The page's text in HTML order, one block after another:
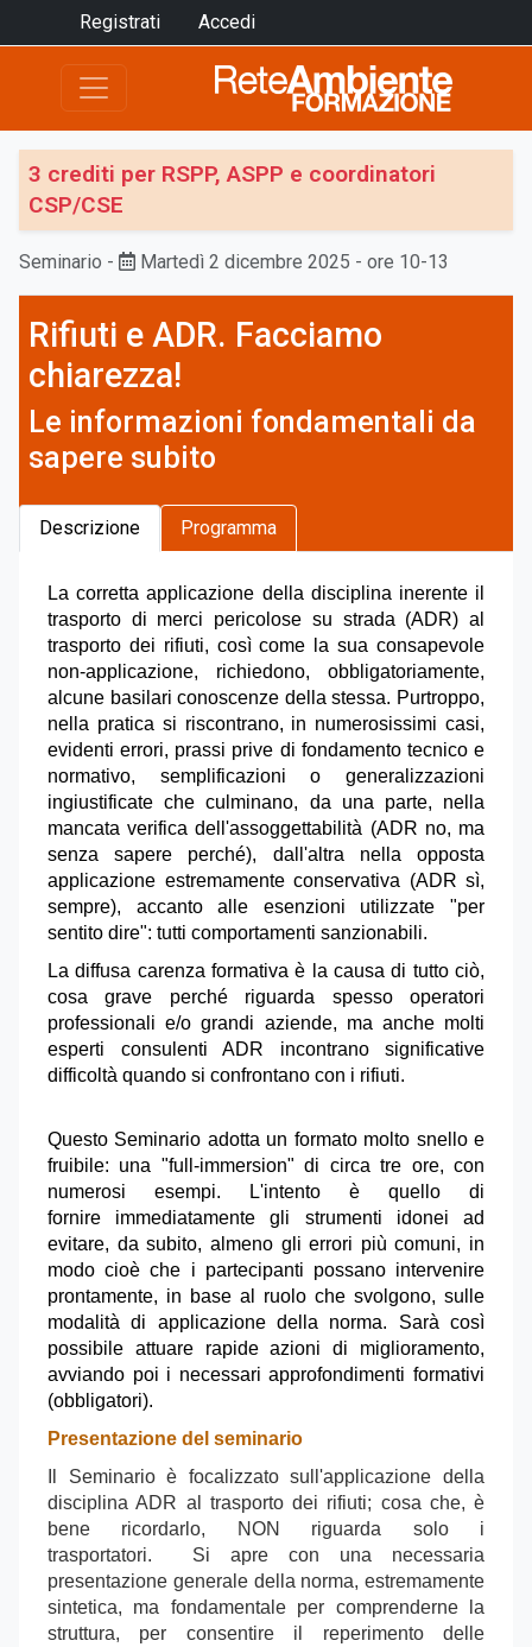
Registrati Accedi
3 crediti per RSPP, ASPP e coordinatori
CSP/CSE
Seminario - Martedì 2 dicembre 2025 - ore 10-13
Rifiuti e ADR. Facciamo
chiarezza!
Le informazioni fondamentali da
sapere subito
Descrizione Programma
La corretta applicazione della disciplina inerente il
trasporto di merci pericolose su strada (ADR) al
trasporto dei rifiuti, così come la sua consapevole
non-applicazione, richiedono, obbligatoriamente,
alcune basilari conoscenze della stessa. Purtroppo,
nella pratica si riscontrano, in numerosissimi casi,
evidenti errori, prassi prive di fondamento tecnico e
normativo, semplificazioni o generalizzazioni
ingiustificate che culminano, da una parte, nella
mancata verifica dell'assoggettabilità (ADR no, ma
senza sapere perché), dall'altra nella opposta
applicazione estremamente conservativa (ADR sì,
sempre), accanto alle esenzioni utilizzate "per
sentito dire": tutti comportamenti sanzionabili.
La diffusa carenza formativa è la causa di tutto ciò,
cosa grave perché riguarda spesso operatori
professionali e/o grandi aziende, ma anche molti
esperti consulenti ADR incontrano significative
difficoltà quando si confrontano con i rifiuti.
Questo Seminario adotta un formato molto snello e
fruibile: una "full-immersion" di circa tre ore, con
numerosi esempi. L'intento è quello di
fornire immediatamente gli strumenti idonei ad
evitare, da subito, almeno gli errori più comuni, in
modo cioè che i partecipanti possano intervenire
prontamente, in base al ruolo che svolgono, sulle
modalità di applicazione della norma. Sarà così
possibile attuare rapide azioni di miglioramento,
avviando poi i necessari approfondimenti formativi
(obbligatori).
Presentazione del seminario
Il Seminario è focalizzato sull'applicazione della
disciplina ADR al trasporto dei rifiuti; cosa che, è
bene ricordarlo, NON riguarda solo i
trasportatori. Si apre con una necessaria
presentazione generale della norma, estremamente
sintetica, ma fondamentale per comprenderne la
struttura, per consentire il reperimento delle